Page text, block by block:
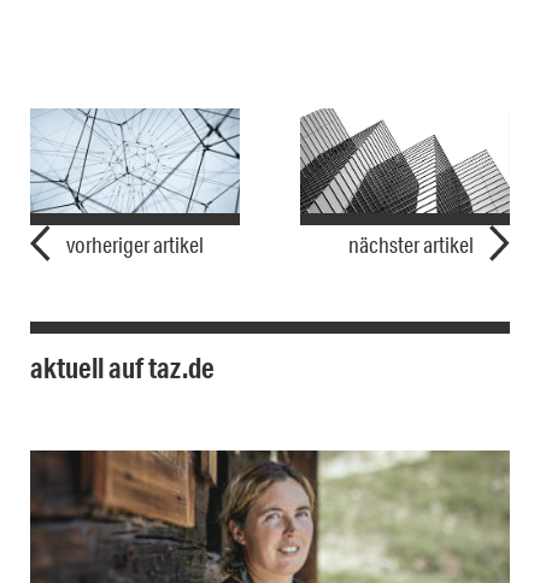
vorheriger artikel nächster artikel
aktuell auf taz.de